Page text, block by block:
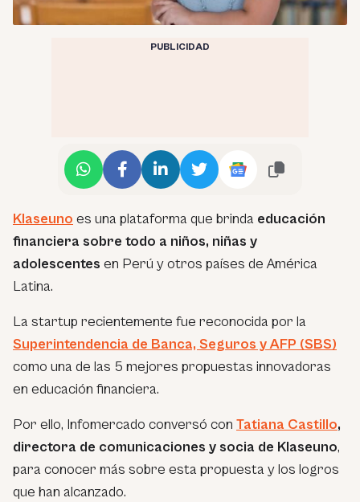
PUBLICIDAD
Klaseuno es una plataforma que brinda educación
financiera sobre todo a niños, niñas y
adolescentes en Perú y otros países de América
Latina.
La startup recientemente fue reconocida por la
Superintendencia de Banca, Seguros y AFP (SBS)
como una de las 5 mejores propuestas innovadoras
en educación financiera.
Por ello, Infomercado conversó con Tatiana Castillo,
directora de comunicaciones y socia de Klaseuno,
para conocer más sobre esta propuesta y los logros
que han alcanzado.